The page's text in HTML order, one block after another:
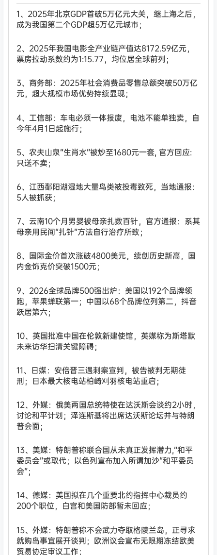
1、2025年北京GDP首破5万亿元大关，继上海之后，
成为我国第二个GDP超5万亿元城市；
2、2025年我国电影全产业链产值达8172.59亿元，
票房拉动系数约为1:15.77，均位居全球前列；
3、商务部：2025年社会消费品零售总额突破50万亿
元，超大规模市场优势持续显现；
4、工信部：车电必须一体报废，电池不能单独卖，自
今年4月1日起施行；
5、农夫山泉“生肖水”被炒至1680元一套, 官方回应:
只送不卖；
6、江西鄱阳湖湿地大量鸟类被投毒致死，当地通报：
5人被抓获；
7、云南10个月男婴被母亲扎数百针，官方通报：系其
母亲用民间“扎针”方法自行治疗所致；
8、国际金价首次涨破4800美元，续创历史新高，国
内金饰克价突破1500元；
9、2026全球品牌500强出炉：美国以192个品牌领
跑，苹果蝉联第一；中国以68个品牌位列第二，抖音
跃居第六；
10、英国批准中国在伦敦新建使馆，英媒称为斯塔默
未来访华扫清关键障碍；
11、日媒：安倍晋三遇刺案宣判，被告被判无期徒
刑；日本最大核电站柏崎刈羽核电站重启；
12、外媒：俄美两国总统特使在达沃斯会谈约2小时，
讨论和平计划；泽连斯基将出席达沃斯论坛并与特朗
普会面；
13、美媒：特朗普称联合国从未真正发挥潜力,“和平
委员会”或取代；以色列宣布加入所谓加沙“和平委员
会”；
14、德媒：美国拟在几个重要北约指挥中心裁员约
200个职位，白宫和美国防部暂未回应；
15、外媒：特朗普称不会武力夺取格陵兰岛，正寻求
就购岛事宜展开谈判；欧洲议会宣布无限期冻结欧美
贸易协定审议工作；